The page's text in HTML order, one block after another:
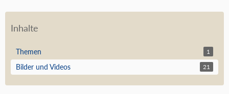
Inhalte
Themen 1
Bilder und Videos 21